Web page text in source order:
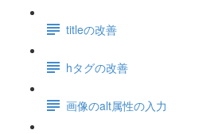
titleの改善
hタグの改善
画像のalt属性の入力